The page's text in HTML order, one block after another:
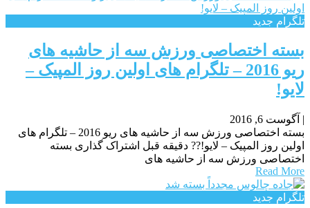
تلگرام جدید
بسته اختصاصی ورزش سه از حاشیه های
ریو 2016 – تلگرام های اولین روز المپیک –
لایو!
| آگوست 6, 2016
بسته اختصاصی ورزش سه از حاشیه های ریو 2016 – تلگرام های
اولین روز المپیک – لایو!?? دقیقه قبل اشتراک گذاری بسته
اختصاصی ورزش سه از حاشیه های
Read More
تلگرام جدید